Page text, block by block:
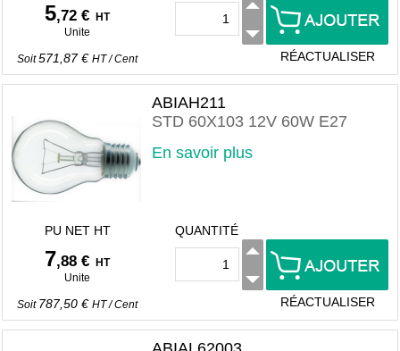
5,72 €
HT
Unite
Soit571,87 € HT/Cent RÉACTUALISER
ABIAH211
STD 60X103 12V 60W E27
En savoir plus
PU NET HT
7,88 €
HT
Unite
Soit 787,50 € HT/Cent
QUANTITÉ
RÉACTUALISER